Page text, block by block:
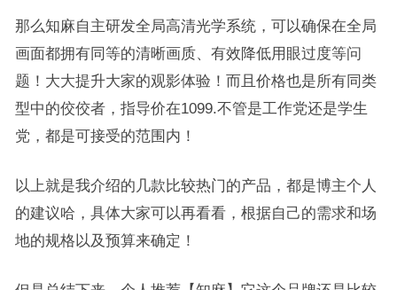
那么知麻自主研发全局高清光学系统，可以确保在全局
画面都拥有同等的清晰画质、有效降低用眼过度等问
题！大大提升大家的观影体验！而且价格也是所有同类
型中的佼佼者，指导价在1099.不管是工作党还是学生
党，都是可接受的范围内！
以上就是我介绍的几款比较热门的产品，都是博主个人
的建议哈，具体大家可以再看看，根据自己的需求和场
地的规格以及预算来确定！